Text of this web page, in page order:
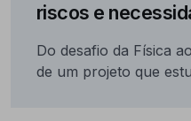
riscos e
Do desafio da Física
de um projeto que